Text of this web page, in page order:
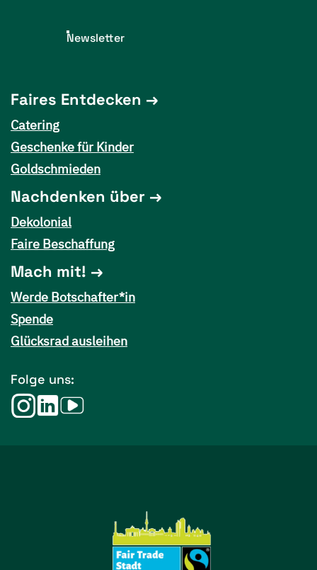
Newsletter
Faires Entdecken
Catering
Geschenke für Kinder
Goldschmieden
Nachdenken über
Dekolonial
Faire Beschaffung
Mach mit!
Werde Botschafter*in
Spende
Glücksrad ausleihen
Folge uns: